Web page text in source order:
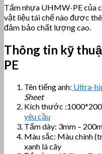
Tấm nhựa UHMW-PE của
vật liệu tái chế nào được
đảm bảo chất lượng cao.
Thông tin kỹ
PE
Tên tiếng anh: Ultra-
Sheet
Kích thước
yêu cầu
Tấm dày: 3mm –
Màu sắc: Màu chính
xanh lá cây